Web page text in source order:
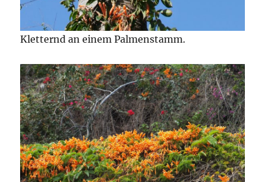
Kletternd an einem Palmenstamm.